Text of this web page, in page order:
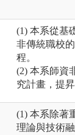
(1) 本系從基
非傳統職校
程。
(2) 本系師資
究計畫，提
(1) 本系除著
理論與技術